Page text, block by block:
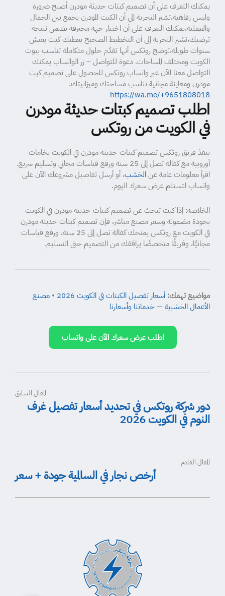
يمكنك التعرف على أن تصميم كبتات حديثة مودرن أصبح ضرورة
وليس رفاهية،تشير التجربة إلى أن الكبت المودرن يجمع بين الجمال
والعملية،يمكنك التعرف على أن اختيار جهة محترفة يضمن نتيجة
ترضيك،تشير التجربة إلى أن التخطيط الصحيح يعطيك كبت يعيش
سنوات طويلة،توضح روتكس أنها تقدّم حلول متكاملة تناسب بيوت
الكويت ومختلف المساحات. دعوة للتواصل – زر الواتساب يمكنك
التواصل معنا الآن عبر واتساب روتكس للحصول على تصميم كبت
مودرن ومعاينة مجانية تناسب مساحتك وميزانيتك.
https://wa.me/+9651808018
اطلب تصميم كبتات حديثة مودرن
في الكويت من روتكس
ينفذ فريق روتكس تصميم كبتات حديثة مودرن في الكويت بخامات
أوروبية مع كفالة تصل إلى 25 سنة ورفع قياسات مجاني وتسليم سريع.
اقرأ معلومات عامة عنالخشب، أو أرسل تفاصيل مشروعك الآن على
واتساب لتستلم عرض سعرك اليوم.
الخلاصة: إذا كنت تبحث عن تصميم كبتات حديثة مودرن في الكويت
بجودة مضمونة وسعر مصنع مباشر، فإن تصميم كبتات حديثة مودرن
في الكويت مع روتكس يمنحك كفالة تصل إلى 25 سنة، ورفع قياسات
مجانيًا، وفريقًا متخصصًا يرافقك من التصميم حتى التسليم.
مواضيع تهمك: أسعار تفصيل الكبتات في الكويت 2026 • مصنع
الأعمال الخشبية — خدماتنا وأسعارنا
اطلب عرض سعرك الآن على واتساب
المقال السابق
دور شركة روتكس في تحديد أسعار تفصيل غرف
النوم في الكويت 2026
المقال القادم
أرخص نجار في السالمية جودة + سعر